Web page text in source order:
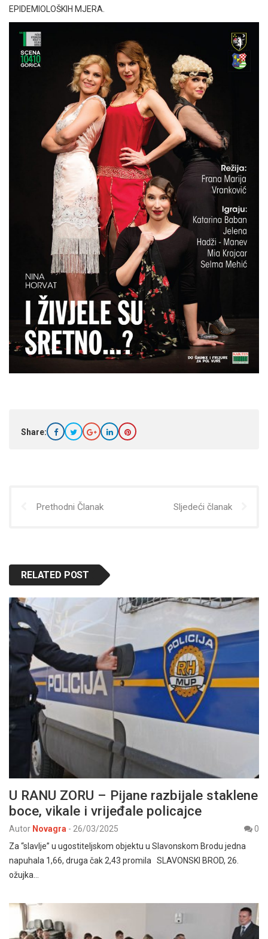
EPIDEMIOLOŠKIH MJERA.
Share:
Prethodni Članak Sljedeći članak
RELATED POST
U RANU ZORU – Pijane razbijale staklene
boce, vikale i vrijeđale policajce
Autor Novagra - 26/03/2025
0
Za “slavlje” u ugostiteljskom objektu u Slavonskom Brodu jedna
napuhala 1,66, druga čak 2,43 promila SLAVONSKI BROD, 26.
ožujka…